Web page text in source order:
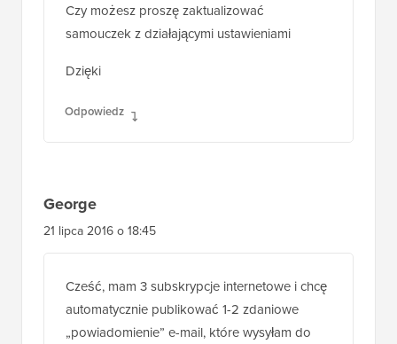
Czy możesz proszę zaktualizować
samouczek z działającymi ustawieniami
Dzięki
Odpowiedz
George
21 lipca 2016 o 18:45
Cześć, mam 3 subskrypcje internetowe i chcę
automatycznie publikować 1-2 zdaniowe
„powiadomienie” e-mail, które wysyłam do